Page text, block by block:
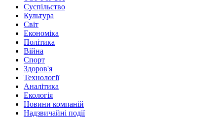
Суспiльство
Культура
Світ
Економіка
Політика
Війна
Спорт
Здоров'я
Технології
Аналітика
Екологія
Новини компаній
Надзвичайні події